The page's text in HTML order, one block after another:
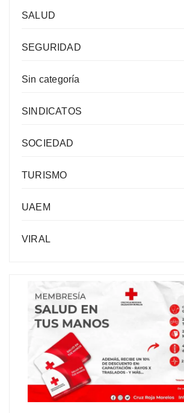
SALUD
SEGURIDAD
Sin categoría
SINDICATOS
SOCIEDAD
TURISMO
UAEM
VIRAL